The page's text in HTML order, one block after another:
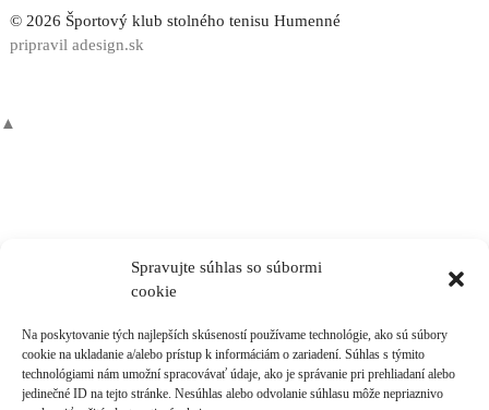
Spravujte súhlas so súbormi
cookie
Na poskytovanie tých najlepších skúseností používame technológie, ako sú súbory
cookie na ukladanie a/alebo prístup k informáciám o zariadení. Súhlas s týmito
technológiami nám umožní spracovávať údaje, ako je správanie pri prehliadaní alebo
jedinečné ID na tejto stránke. Nesúhlas alebo odvolanie súhlasu môže nepriaznivo
© 2026 Športový klub stolného tenisu Humenné
pripravil adesign.sk
▲